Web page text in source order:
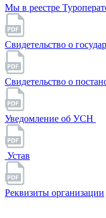
Мы в реестре
Свидетельство о
Свидетельство о
Уведомление об УСН
Устав
Реквизиты организации